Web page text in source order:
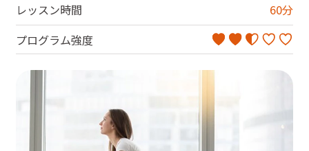
レッスン時間 60分
プログラム強度